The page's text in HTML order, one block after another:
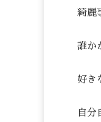
綺麗
誰か
好き
自分